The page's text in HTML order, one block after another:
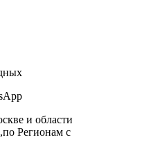
и области
Регионам с